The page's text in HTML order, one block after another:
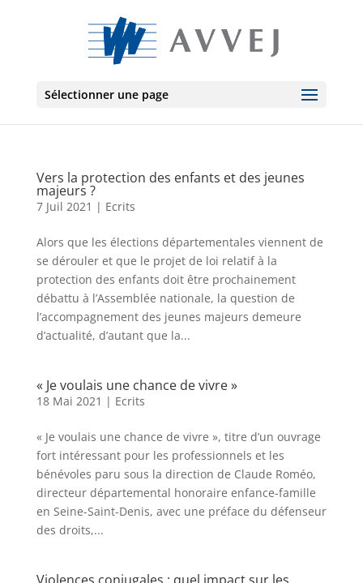
Sélectionner une page
Vers la protection des enfants et des jeunes
majeurs ?
7 Juil 2021 | Ecrits
Alors que les élections départementales viennent de
se dérouler et que le projet de loi relatif à la
protection des enfants doit être prochainement
débattu à l’Assemblée nationale, la question de
l’accompagnement des jeunes majeurs demeure
d’actualité, d’autant que la...
« Je voulais une chance de vivre »
18 Mai 2021 | Ecrits
« Je voulais une chance de vivre », titre d’un ouvrage
fort intéressant pour les professionnels et les
bénévoles paru sous la direction de Claude Roméo,
directeur départemental honoraire enfance-famille
en Seine-Saint-Denis, avec une préface du défenseur
des droits,...